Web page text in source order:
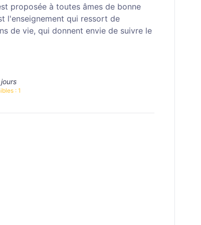
proposée à toutes âmes de bonne
l'enseignement qui ressort de
de vie, qui donnent envie de suivre le
:1